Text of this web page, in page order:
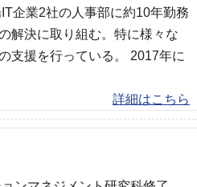
企業2社の人事部に約10年勤務
解決に取り組む。特に様々な
支援を行っている。 2017年に
詳細はこちら